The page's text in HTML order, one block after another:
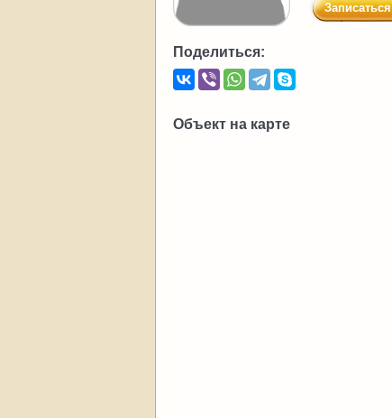
Поделиться:
Объект на карте